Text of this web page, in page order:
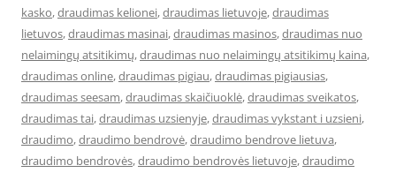
kasko,draudimas kelionei,draudimas lietuvoje,draudimas
lietuvos,draudimas masinai,draudimas masinos,draudimas nuo
nelaimingų atsitikimų,draudimas nuo nelaimingų atsitikimų kaina,
draudimas online,draudimas pigiau,draudimas pigiausias,
draudimas seesam,draudimas skaičiuoklė,draudimas sveikatos,
draudimas tai,draudimas uzsienyje,draudimas vykstant i uzsieni,
draudimo,draudimo bendrovė,draudimo bendrove lietuva,
draudimo bendrovės,draudimo bendrovės lietuvoje,draudimo